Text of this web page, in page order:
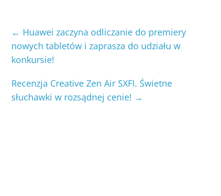
← Huawei zaczyna odliczanie do premiery
nowych tabletów i zaprasza do udziału w
konkursie!
Recenzja Creative Zen Air SXFI. Świetne
słuchawki w rozsądnej cenie! →